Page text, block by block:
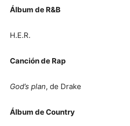
Álbum de R&B
H.E.R.
Canción de Rap
God’s plan, de Drake
Álbum de Country